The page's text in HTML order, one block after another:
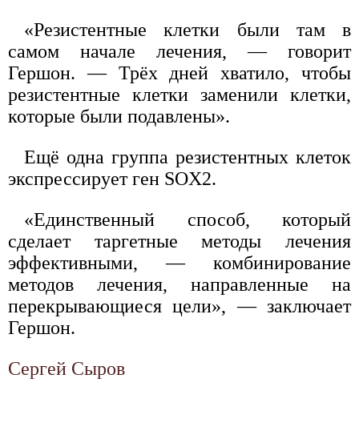
«Резистентные клетки были там в
самом начале лечения, — говорит
Гершон. — Трёх дней хватило, чтобы
резистентные клетки заменили клетки,
которые были подавлены».
Ещё одна группа резистентных клеток
экспрессирует ген SOX2.
«Единственный способ, который
сделает таргетные методы лечения
эффективными, — комбинирование
методов лечения, направленные на
перекрывающиеся цели», — заключает
Гершон.
Сергей Сыров